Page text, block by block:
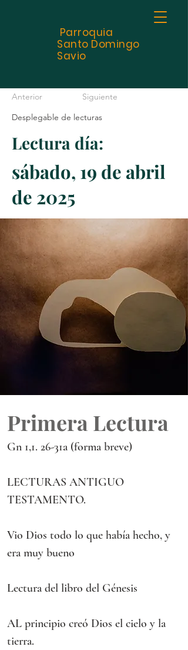
Parroquia
Santo Domingo
Savio
Anterior
Siguiente
Desplegable de lecturas
Lectura día:
sábado, 19 de abril
de 2025
Primera Lectura
Gn 1,1. 26-31a (forma breve)
LECTURAS ANTIGUO
TESTAMENTO.
Vio Dios todo lo que había hecho, y
era muy bueno
Lectura del libro del Génesis
AL principio creó Dios el cielo y la
tierra.